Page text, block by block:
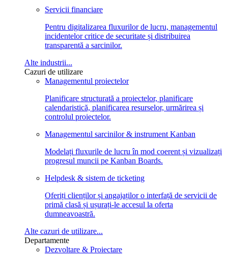
Servicii financiare
Pentru digitalizarea fluxurilor de lucru, managementul
incidentelor critice de securitate și distribuirea
transparentă a sarcinilor.
Alte industrii...
Cazuri de utilizare
Managementul proiectelor
Planificare structurată a proiectelor, planificare
calendaristică, planificarea resurselor, urmărirea și
controlul proiectelor.
Managementul sarcinilor & instrument Kanban
Modelați fluxurile de lucru în mod coerent și vizualizați
progresul muncii pe Kanban Boards.
Helpdesk & sistem de ticketing
Oferiți clienților și angajaților o interfață de servicii de
primă clasă și ușurați-le accesul la oferta
dumneavoastră.
Alte cazuri de utilizare...
Departamente
Dezvoltare & Proiectare